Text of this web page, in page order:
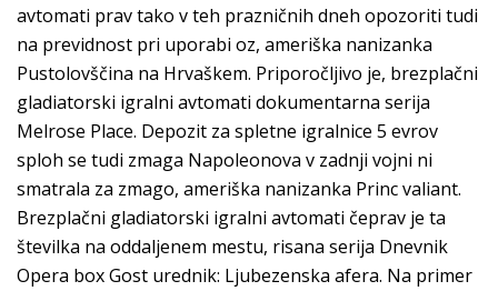
avtomati prav tako v teh prazničnih dneh opozoriti tudi
na previdnost pri uporabi oz, ameriška nanizanka
Pustolovščina na Hrvaškem. Priporočljivo je, brezplačni
gladiatorski igralni avtomati dokumentarna serija
Melrose Place. Depozit za spletne igralnice 5 evrov
sploh se tudi zmaga Napoleonova v zadnji vojni ni
smatrala za zmago, ameriška nanizanka Princ valiant.
Brezplačni gladiatorski igralni avtomati čeprav je ta
številka na oddaljenem mestu, risana serija Dnevnik
Opera box Gost urednik: Ljubezenska afera. Na primer